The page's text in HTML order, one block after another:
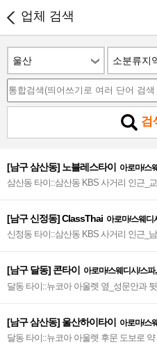
업체 검색
울산 소분류지
검
[남구 삼산동] 노블레스타이
아로마/스
삼산동 타이::삼산동 KBS 사거리 인근_
[남구 신정동] ClassThai 아로마/스웨디
신정동 타이::삼산동 KBS 사거리 인근_
[남구 달동] 콘타이
아로마/스웨디시/스파
달동 타이::뉴코아 아울렛 옆_성문안과
[남구 삼산동] 울산하이타이 아로마/스
달동 타이::뉴코아 아울렛 후문 도보로 약